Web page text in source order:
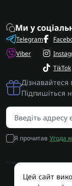
Ми у
Telegram
Viber
TikTok
Підпишіться
Я прочитав Угода
Цей сайт